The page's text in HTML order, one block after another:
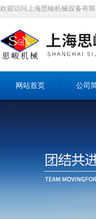
欢迎访问上海思峻机械设备有
网站首页 公司